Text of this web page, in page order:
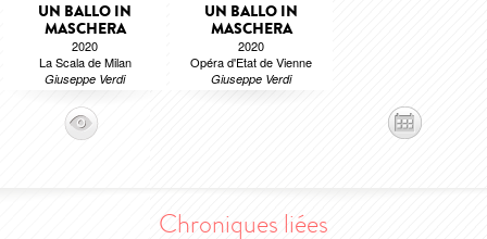
UN BALLO IN
MASCHERA
2020
La Scala de Milan
Giuseppe Verdi
UN BALLO IN
MASCHERA
2020
Opéra d'Etat de Vienne
Giuseppe Verdi
Chroniques liées